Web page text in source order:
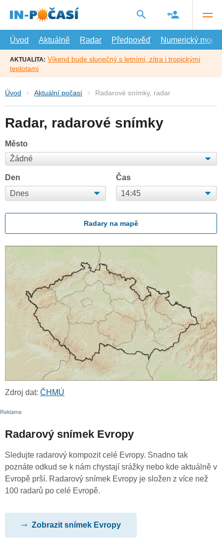
hlavní
Úvod
Aktuálně Radar Předpověď Numerický model
AKTUALITA: Víkend bude slunečný s letními, zítra i tropickými
teplotami
Úvod Aktuální počasí Radarové snímky, radar
Radar, radarové snímky
Město
Den Čas
Radary na mapě
Zdroj dat: ČHMÚ
Radarový snímek Evropy
Sledujte radarový kompozit celé Evropy. Snadno tak
poznáte odkud se k nám chystají srážky nebo kde aktuálně v
Evropě prší. Radarový snímek Evropy je složen z více než
100 radarů po celé Evropě.
Zobrazit snímek Evropy